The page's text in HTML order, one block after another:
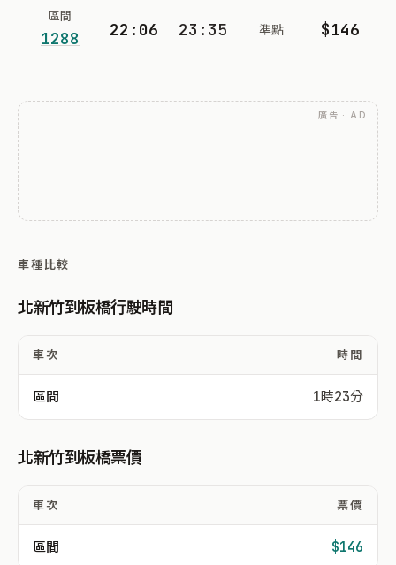
區間
1288 22:06 23:35 準點 $146
廣告 · AD
車種比較
北新竹到板橋行駛時間
車次 時間
區間 1時23分
北新竹到板橋票價
車次 票價
區間 $146